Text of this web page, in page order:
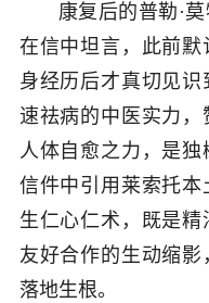
康复后的普勒·
在信中坦言，此前
身经历后才真切见
速祛病的中医实力
人体自愈之力，是
信件中引用莱索托
生仁心仁术，既是
友好合作的生动缩影
落地生根。